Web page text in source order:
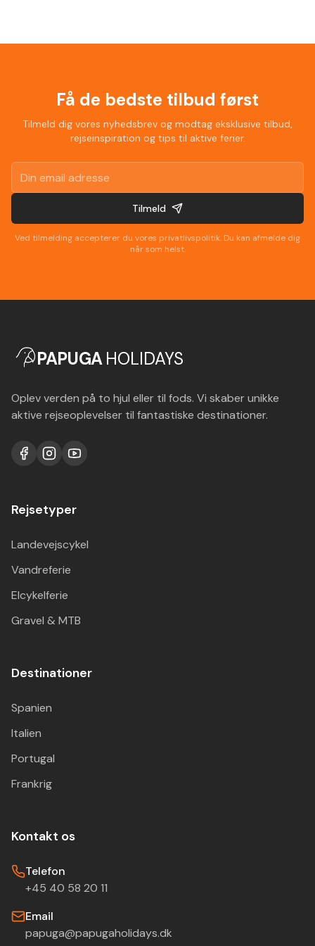
Få de bedste tilbud først
Tilmeld dig vores nyhedsbrev og modtag eksklusive tilbud,
rejseinspiration og tips til aktive ferier.
Tilmeld
Ved tilmelding accepterer du vores privatlivspolitik. Du kan afmelde dig
når som helst.
PAPUGA HOLIDAYS
Oplev verden på to hjul eller til fods. Vi skaber unikke
aktive rejseoplevelser til fantastiske destinationer.
Rejsetyper
Landevejscykel
Vandreferie
Elcykelferie
Gravel & MTB
Destinationer
Spanien
Italien
Portugal
Frankrig
Kontakt os
Telefon
+45 40 58 20 11
Email
papuga@papugaholidays.dk